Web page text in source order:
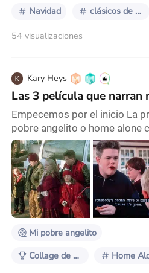
Navidad clásicos de navidad
54 visualizaciones
Kary Heys
Las 3 película que narran
Empecemos por el inicio La
pobre angelito o home alone
algunas partes del mundo.
primeros minutos de dicha
familia me ignora no soy
ellos, ya qué siempre me
fueran de vacaciones ni
que falto yo. Es muy típico
Mi pobre angelito
Collage de mundos: Crea una historia a partir de 3 películas Home